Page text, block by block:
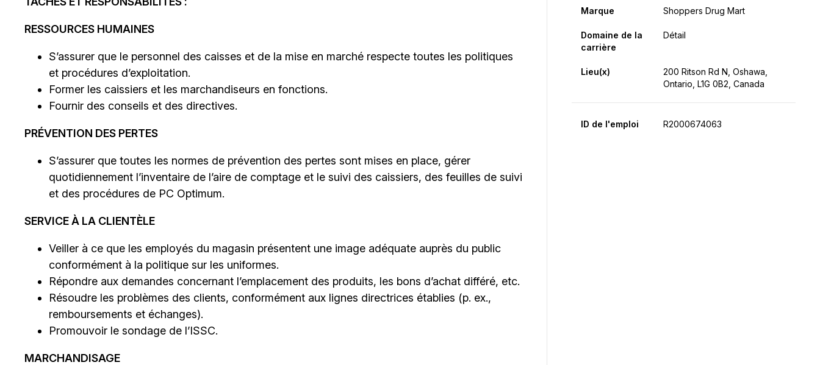
RESSOURCES HUMAINES
S’assurer que le personnel des caisses et de la mise en marché respecte toutes les politiques
et procédures d’exploitation.
Former les caissiers et les marchandiseurs en fonctions.
Fournir des conseils et des directives.
PRÉVENTION DES PERTES
S’assurer que toutes les normes de prévention des pertes sont mises en place, gérer
quotidiennement l’inventaire de l’aire de comptage et le suivi des caissiers, des feuilles de suivi
et des procédures de PC Optimum.
SERVICE À LA CLIENTÈLE
Veiller à ce que les employés du magasin présentent une image adéquate auprès du public
conformément à la politique sur les uniformes.
Répondre aux demandes concernant l’emplacement des produits, les bons d’achat différé, etc.
Résoudre les problèmes des clients, conformément aux lignes directrices établies (p. ex.,
remboursements et échanges).
Promouvoir le sondage de l’ISSC.
MARCHANDISAGE
Marque Shoppers Drug Mart
Domaine de la
carrière
Détail
Lieu(x)
200 Ritson Rd N, Oshawa,
Ontario, L1G 0B2, Canada
ID de l'emploi R2000674063